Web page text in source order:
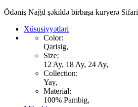
Ödəniş Nağd şəkildə birbaşa kuryerə
Xüsusiyyətləri
Color:
Qarisig,
Size:
12 Ay, 18 Ay, 24 Ay,
Collection:
Yay,
Material:
100% Pambig,